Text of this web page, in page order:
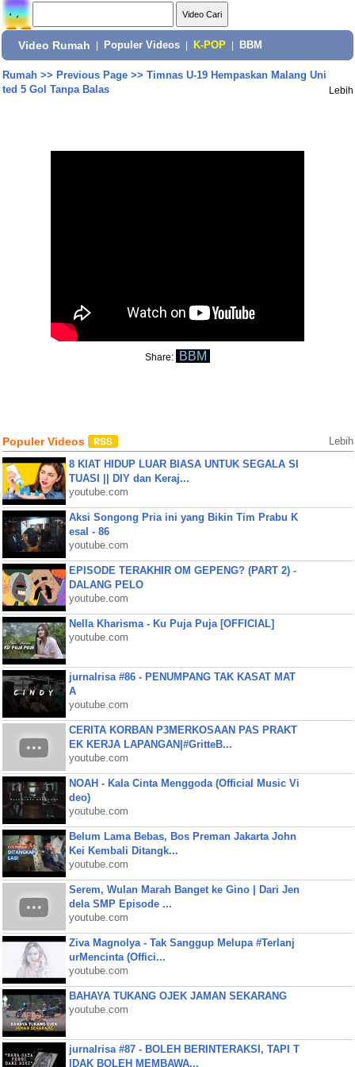
Video Rumah Populer Videos K-POP BBM
Rumah>> Previous Page>> Timnas U-19 Hempaskan Malang Uni
ted 5 Gol Tanpa Balas
Lebih
Share: BBM
Populer Videos Lebih
8 KIAT HIDUP LUAR BIASA UNTUK SEGALA SI
TUASI || DIY dan Keraj...
youtube.com
Aksi Songong Pria ini yang Bikin Tim Prabu K
esal - 86
youtube.com
EPISODE TERAKHIR OM GEPENG? (PART 2) -
DALANG PELO
youtube.com
Nella Kharisma - Ku Puja Puja [OFFICIAL]
youtube.com
jurnalrisa #86 - PENUMPANG TAK KASAT MAT
A
youtube.com
CERITA KORBAN P3MERKOSAAN PAS PRAKT
EK KERJA LAPANGAN|#GritteB...
youtube.com
NOAH - Kala Cinta Menggoda (Official Music Vi
deo)
youtube.com
Belum Lama Bebas, Bos Preman Jakarta John
Kei Kembali Ditangk...
youtube.com
Serem, Wulan Marah Banget ke Gino | Dari Jen
dela SMP Episode ...
youtube.com
Ziva Magnolya - Tak Sanggup Melupa #Terlanj
urMencinta (Offici...
youtube.com
BAHAYA TUKANG OJEK JAMAN SEKARANG
youtube.com
jurnalrisa #87 - BOLEH BERINTERAKSI, TAPI T
IDAK BOLEH MEMBAWA...